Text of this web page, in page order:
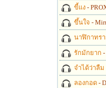
ขี้แง -
ขึ้นใจ -
นาฬิกาทร
รักมักยาก
จำได้ว่าลืม
ลองกอด -